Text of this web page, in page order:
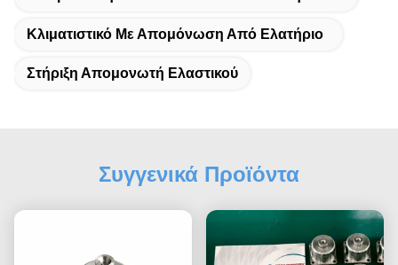
Κλιματιστικό Με Απομόνωση Από Ελατήριο
Στήριξη Απομονωτή Ελαστικού
Συγγενικά Προϊόντα